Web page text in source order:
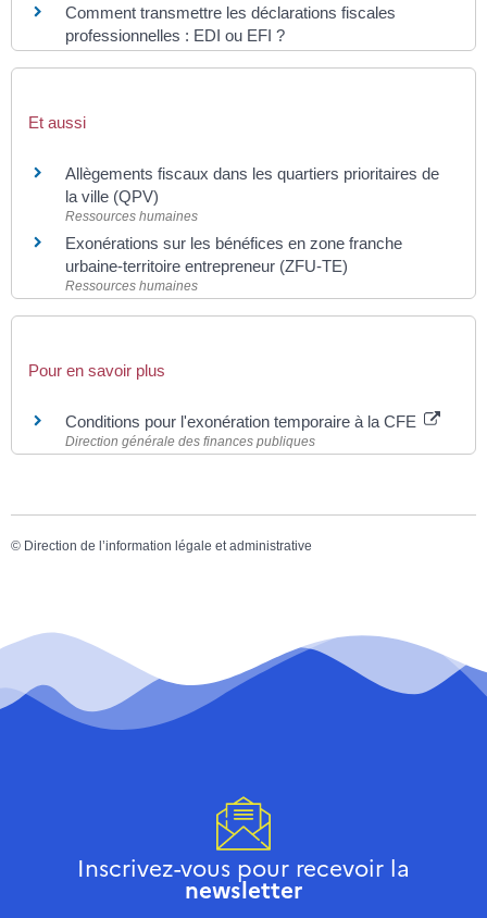
Comment transmettre les déclarations fiscales
professionnelles : EDI ou EFI ?
Et aussi
Allègements fiscaux dans les quartiers prioritaires de
la ville (QPV)
Ressources humaines
Exonérations sur les bénéfices en zone franche
urbaine-territoire entrepreneur (ZFU-TE)
Ressources humaines
Pour en savoir plus
Conditions pour l'exonération temporaire à la CFE
Direction générale des finances publiques
© Direction de l’information légale et administrative
Inscrivez-vous pour recevoir la
newsletter